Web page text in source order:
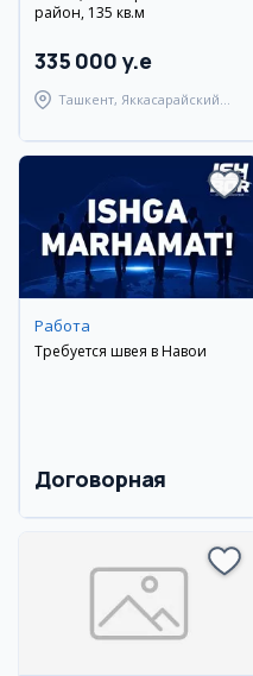
район, 135 кв.м
335 000 y.e
Ташкент, Яккасарайский
Работа
Требуется швея в Навои
Договорная